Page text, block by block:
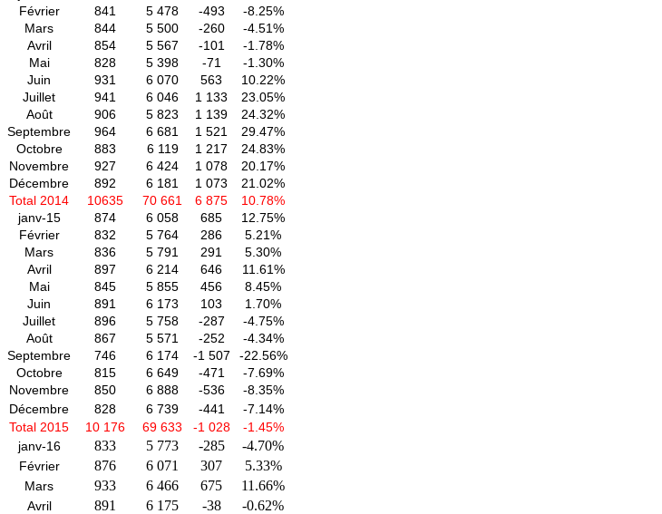
Février
841 5 478 -493
-8.25%
Mars
844 5 500 -260
-4.51%
Avril
854 5 567 -101
-1.78%
Mai
828 5 398 -71
-1.30%
Juin
931 6 070 563
10.22%
Juillet
941 6 046 1 133
23.05%
Août
906 5 823 1 139
24.32%
Septembre
964 6 681 1 521
29.47%
Octobre
883 6 119 1 217
24.83%
Novembre
927 6 424 1 078
20.17%
Décembre
892 6 181 1 073
21.02%
Total 2014
10635 70 661 6 875
10.78%
janv-15
874 6 058 685
12.75%
Février
832 5 764 286
5.21%
Mars
836 5 791 291
5.30%
Avril
897 6 214 646
11.61%
Mai
845 5 855 456
8.45%
Juin
891 6 173 103
1.70%
Juillet
896 5 758 -287
-4.75%
Août
867 5 571 -252
-4.34%
Septembre
746 6 174 -1 507
-22.56%
Octobre
815 6 649 -471
-7.69%
Novembre
850 6 888 -536
-8.35%
Décembre
828 6 739 -441
-7.14%
Total 2015
10 176 69 633 -1 028
-1.45%
janv-16
833 5 773 -285 -4.70%
Février 876 6 071 307 5.33%
Mars 933 6 466 675 11.66%
Avril 891 6 175 -38 -0.62%